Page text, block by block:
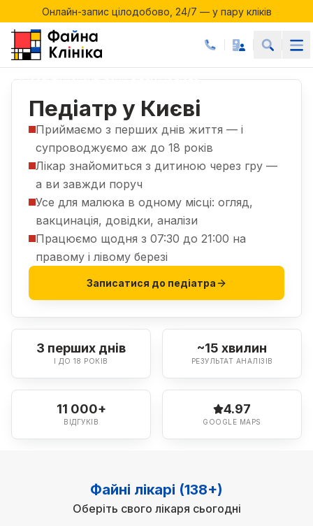
Онлайн-запис цілодобово, 24/7 — у пару кліків
Онлайн-запис цілодобово, 24/7 — у пару кліків
Послуги|Консультації дітям|Педіатр
Педіатр у Києві
Приймаємо з перших днів життя — і
супроводжуємо аж до 18 років
Лікар знайомиться з дитиною через гру —
а ви завжди поруч
Усе для малюка в одному місці: огляд,
вакцинація, довідки, аналізи
Працюємо щодня з 07:30 до 21:00 на
правому і лівому березі
Записатися до педіатра
З перших днів
І ДО 18 РОКІВ
~15 хвилин
РЕЗУЛЬТАТ АНАЛІЗІВ
11 000+
ВІДГУКІВ
4.97
GOOGLE MAPS
Файні лікарі (138+)
Оберіть свого лікаря сьогодні